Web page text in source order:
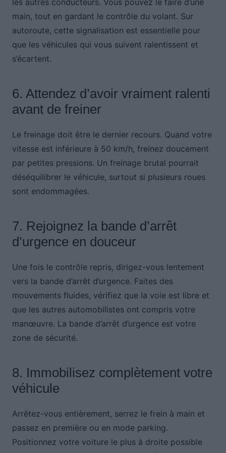
les autres conducteurs. Vous pouvez le faire d’une
main, tout en gardant le contrôle du volant. Sur
autoroute, cette signalisation est essentielle pour
que les véhicules qui vous suivent ralentissent et
s’écartent.
6. Attendez d’avoir vraiment ralenti
avant de freiner
Le freinage doit être le dernier recours. Quand votre
vitesse est inférieure à 50 km/h, freinez doucement
par petites pressions. Un freinage brutal pourrait
déséquilibrer le véhicule, surtout si plusieurs roues
sont endommagées.
7. Rejoignez la bande d’arrêt
d’urgence en douceur
Une fois le contrôle repris, dirigez-vous lentement
vers la bande d’arrêt d’urgence. Faites des
mouvements fluides, vérifiez que la voie est libre et
que les autres automobilistes ont compris votre
manœuvre. La bande d’arrêt d’urgence est votre
zone de sécurité.
8. Immobilisez complètement votre
véhicule
Arrêtez-vous entièrement, serrez le frein à main et
passez en première ou en mode parking.
Positionnez votre voiture le plus à droite possible